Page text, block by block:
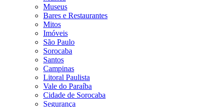
Museus
Bares e Restaurantes
Mitos
Imóveis
São Paulo
Sorocaba
Santos
Campinas
Litoral Paulista
Vale do Paraíba
Cidade de Sorocaba
Segurança